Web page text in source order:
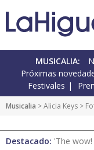
MUSICALIA:
Próximas
Festivales
Musicalia >Alicia Keys >
Destacado: 'The